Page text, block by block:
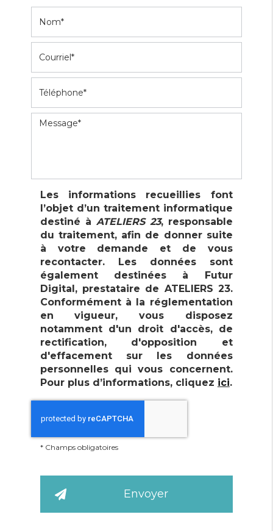
Les informations recueillies font
l’objet d’un traitement informatique
destiné à ATELIERS 23, responsable
du traitement, afin de donner suite
à votre demande et de vous
recontacter. Les données sont
également destinées à Futur
Digital, prestataire de ATELIERS 23.
Conformément à la réglementation
en vigueur, vous disposez
notamment d'un droit d'accès, de
rectification, d'opposition et
d'effacement sur les données
personnelles qui vous concernent.
Pour plus d’informations, cliquez ici.
* Champs obligatoires
Enseigne et signalétique